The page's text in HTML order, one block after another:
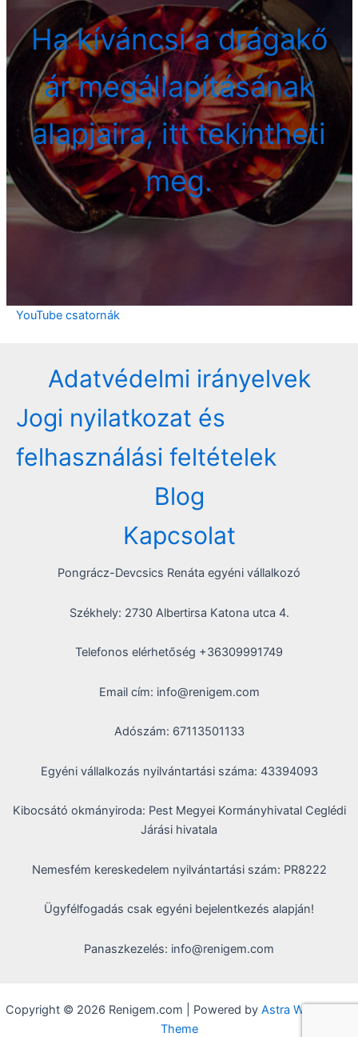
Ha kíváncsi a drágakő
ár megállapításának
alapjaira, itt tekintheti
meg.
YouTube csatornák
Adatvédelmi irányelvek
Jogi nyilatkozat és
felhasználási feltételek
Blog
Kapcsolat
Pongrácz-Devcsics Renáta egyéni vállalkozó
Székhely: 2730 Albertirsa Katona utca 4.
Telefonos elérhetőség +36309991749
Email cím: info@renigem.com
Adószám: 67113501133
Egyéni vállalkozás nyilvántartási száma: 43394093
Kibocsátó okmányiroda: Pest Megyei Kormányhivatal Ceglédi
Járási hivatala
Nemesfém kereskedelem nyilvántartási szám: PR8222
Ügyfélfogadás csak egyéni bejelentkezés alapján!
Panaszkezelés: info@renigem.com
Copyright © 2026 Renigem.com | Powered by Astra WordPress
Theme